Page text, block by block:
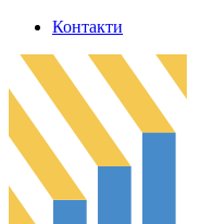
Контакти